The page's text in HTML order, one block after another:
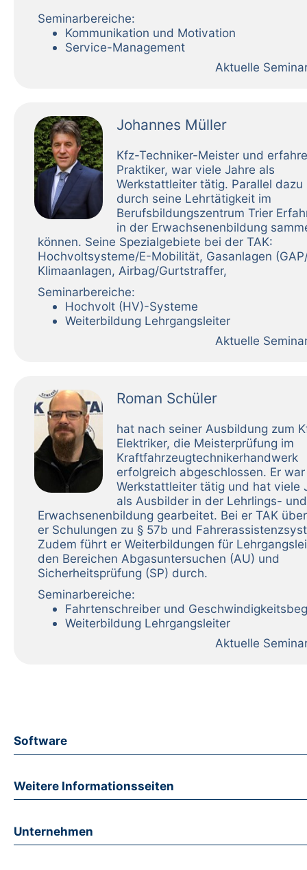
Seminarbereiche:
Kommunikation und Motivation
Service-Management
Aktuelle
Johannes Müller
Kfz-Techniker-Meister und
Praktiker, war viele Jahre als
Werkstattleiter tätig. Parallel dazu
durch seine Lehrtätigkeit im
Berufsbildungszentrum Trier
in der Erwachsenenbildung
können. Seine Spezialgebiete bei der TAK:
Hochvoltsysteme/E-Mobilität, Gasanlagen
Klimaanlagen, Airbag/Gurtstraffer,
Seminarbereiche:
Hochvolt (HV)-Systeme
Weiterbildung Lehrgangsleiter
Aktuelle
Roman Schüler
hat nach seiner Ausbildung zum
Elektriker, die Meisterprüfung im
Kraftfahrzeugtechnikerhandwerk
erfolgreich abgeschlossen. Er
Werkstattleiter tätig und hat viele
als Ausbilder in der Lehrlings- und
Erwachsenenbildung gearbeitet. Bei er TAK
er Schulungen zu § 57b und
Zudem führt er Weiterbildungen für
den Bereichen Abgasuntersuchen (AU) und
Sicherheitsprüfung (SP) durch.
Seminarbereiche:
Fahrtenschreiber und
Weiterbildung Lehrgangsleiter
Aktuelle
Software
Weitere Informationsseiten
Unternehmen